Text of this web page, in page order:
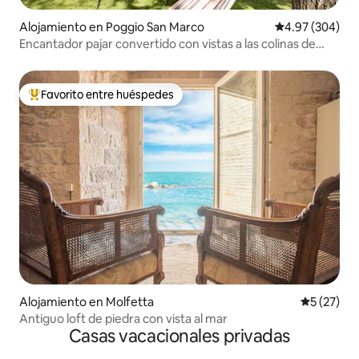
Alojamiento en Poggio San Marco Calificación
4.97 (304)
Encantador pajar convertido con vistas a las colinas de
Favorito entre huéspedes preferido
Favorito entre huéspedes
Alojamiento en Molfetta
5 (27)
Antiguo loft de piedra con vista al mar
Casas vacacionales privadas